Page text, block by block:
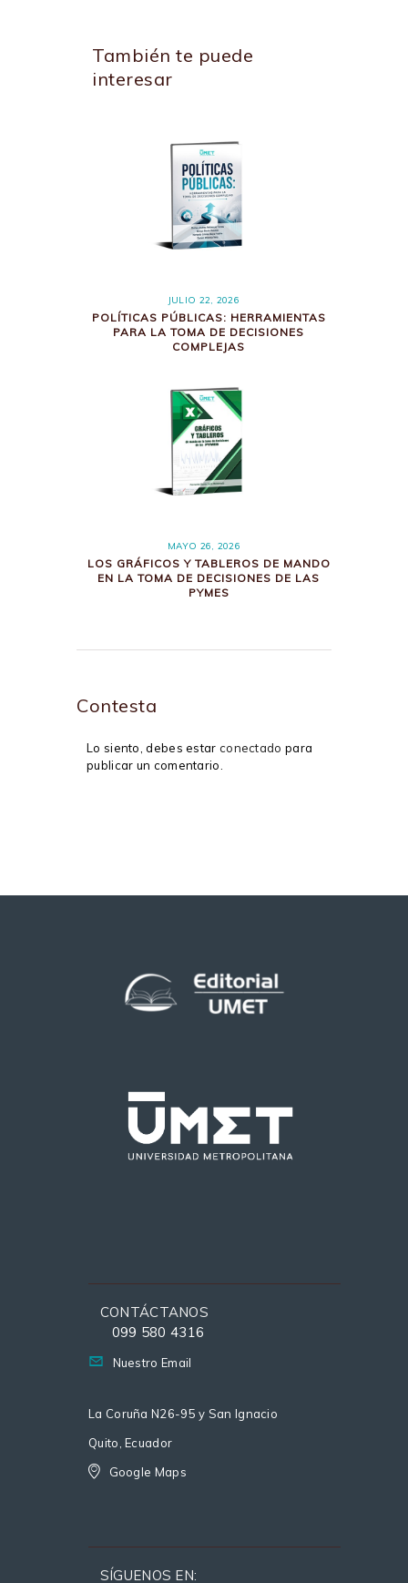
También te puede
interesar
JULIO 22, 2026
POLÍTICAS PÚBLICAS: HERRAMIENTAS
PARA LA TOMA DE DECISIONES
COMPLEJAS
MAYO 26, 2026
LOS GRÁFICOS Y TABLEROS DE MANDO
EN LA TOMA DE DECISIONES DE LAS
PYMES
Contesta
Lo siento, debes estar conectado para
publicar un comentario.
CONTÁCTANOS
099 580 4316
Nuestro Email
La Coruña N26-95 y San Ignacio
Quito, Ecuador
Google Maps
SÍGUENOS EN: